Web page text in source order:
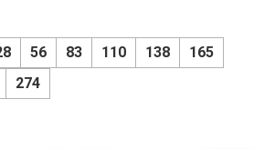
56 83 110 138
165
274